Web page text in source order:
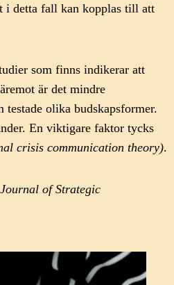
i detta fall kan kopplas till att
som finns indikerar att
är det mindre
olika budskapsformer.
En viktigare faktor tycks
crisis communication theory).
of Strategic